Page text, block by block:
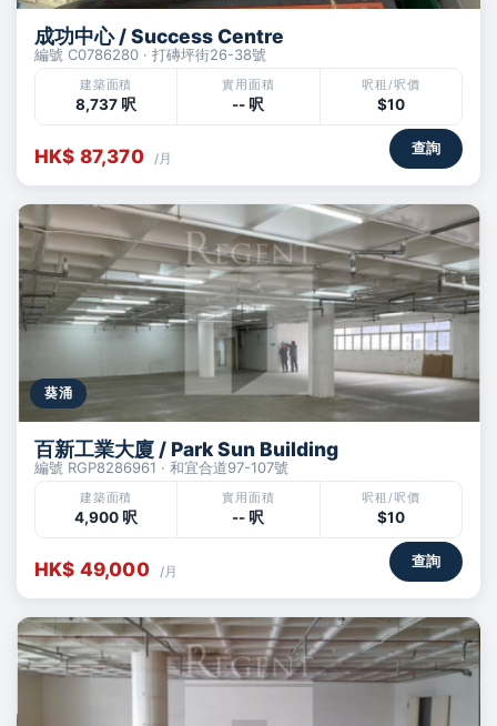
成功中心 / Success Centre
編號 C0786280 · 打磚坪街26-38號
建築面積
8,737 呎
實用面積
-- 呎
呎租/呎價
$10
HK$ 87,370 /月
查詢
葵涌
百新工業大廈 / Park Sun Building
編號 RGP8286961 · 和宜合道97-107號
建築面積
4,900 呎
實用面積
-- 呎
呎租/呎價
$10
HK$ 49,000 /月
查詢